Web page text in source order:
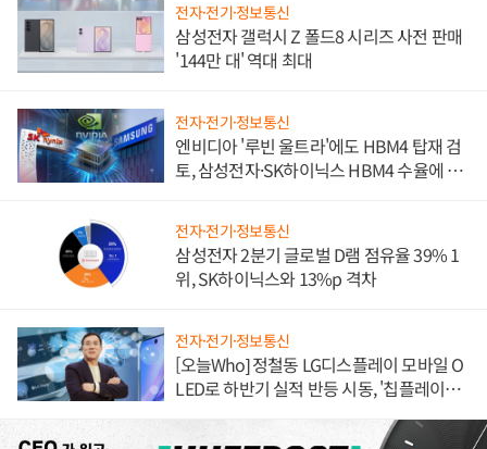
전자·전기·정보통신
삼성전자 갤럭시 Z 폴드8 시리즈 사전 판매
'144만 대' 역대 최대
전자·전기·정보통신
엔비디아 '루빈 울트라'에도 HBM4 탑재 검
토, 삼성전자·SK하이닉스 HBM4 수율에 주
전자·전기·정보통신
삼성전자 2분기 글로벌 D램 점유율 39% 1
위, SK하이닉스와 13%p 격차
전자·전기·정보통신
[오늘Who] 정철동 LG디스플레이 모바일 O
LED로 하반기 실적 반등 시동, '칩플레이